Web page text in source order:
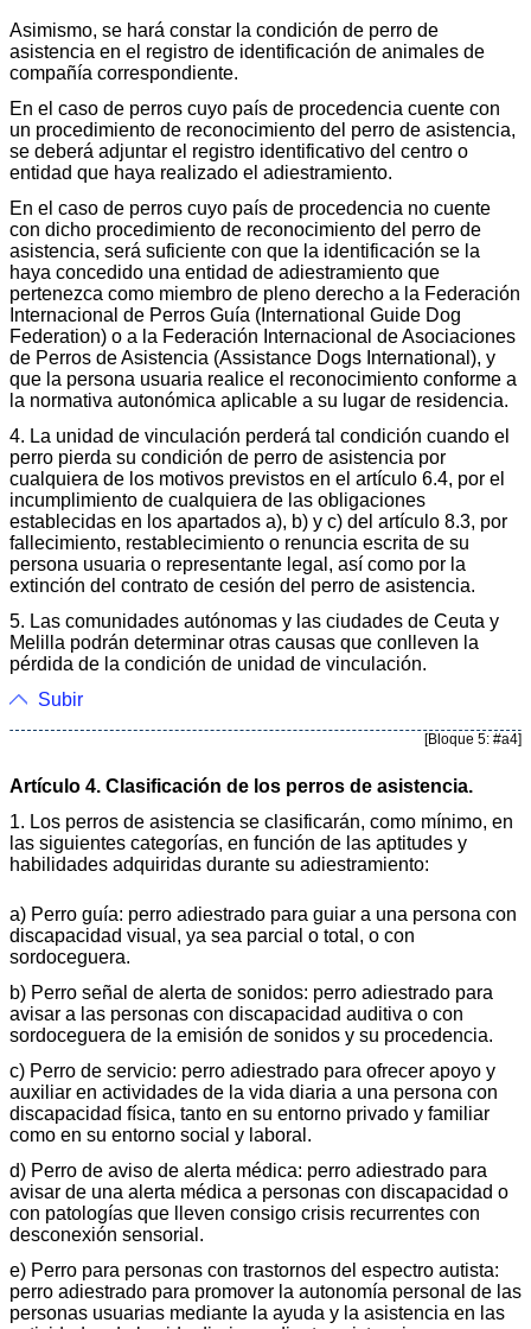
Asimismo, se hará constar la condición de perro de
asistencia en el registro de identificación de animales de
compañía correspondiente.
En el caso de perros cuyo país de procedencia cuente con
un procedimiento de reconocimiento del perro de asistencia,
se deberá adjuntar el registro identificativo del centro o
entidad que haya realizado el adiestramiento.
En el caso de perros cuyo país de procedencia no cuente
con dicho procedimiento de reconocimiento del perro de
asistencia, será suficiente con que la identificación se la
haya concedido una entidad de adiestramiento que
pertenezca como miembro de pleno derecho a la Federación
Internacional de Perros Guía (International Guide Dog
Federation) o a la Federación Internacional de Asociaciones
de Perros de Asistencia (Assistance Dogs International), y
que la persona usuaria realice el reconocimiento conforme a
la normativa autonómica aplicable a su lugar de residencia.
4. La unidad de vinculación perderá tal condición cuando el
perro pierda su condición de perro de asistencia por
cualquiera de los motivos previstos en el artículo 6.4, por el
incumplimiento de cualquiera de las obligaciones
establecidas en los apartados a), b) y c) del artículo 8.3, por
fallecimiento, restablecimiento o renuncia escrita de su
persona usuaria o representante legal, así como por la
extinción del contrato de cesión del perro de asistencia.
5. Las comunidades autónomas y las ciudades de Ceuta y
Melilla podrán determinar otras causas que conlleven la
pérdida de la condición de unidad de vinculación.
Subir
[Bloque 5: #a4]
Artículo 4. Clasificación de los perros de asistencia.
1. Los perros de asistencia se clasificarán, como mínimo, en
las siguientes categorías, en función de las aptitudes y
habilidades adquiridas durante su adiestramiento:
a) Perro guía: perro adiestrado para guiar a una persona con
discapacidad visual, ya sea parcial o total, o con
sordoceguera.
b) Perro señal de alerta de sonidos: perro adiestrado para
avisar a las personas con discapacidad auditiva o con
sordoceguera de la emisión de sonidos y su procedencia.
c) Perro de servicio: perro adiestrado para ofrecer apoyo y
auxiliar en actividades de la vida diaria a una persona con
discapacidad física, tanto en su entorno privado y familiar
como en su entorno social y laboral.
d) Perro de aviso de alerta médica: perro adiestrado para
avisar de una alerta médica a personas con discapacidad o
con patologías que lleven consigo crisis recurrentes con
desconexión sensorial.
e) Perro para personas con trastornos del espectro autista:
perro adiestrado para promover la autonomía personal de las
personas usuarias mediante la ayuda y la asistencia en las